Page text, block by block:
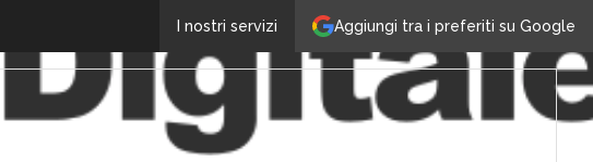
Aggiungi tra i preferiti su Google
I nostri servizi